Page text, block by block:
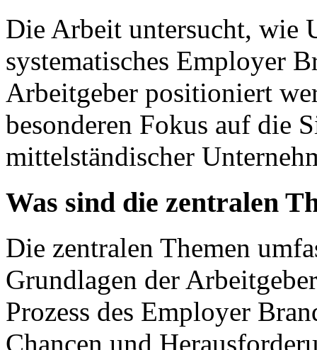
Die Arbeit untersucht, wie
systematisches Employer
Arbeitgeber positioniert
besonderen Fokus auf die
mittelständischer
Was sind die zentralen
Die zentralen Themen
Grundlagen der
Prozess des Employer
Chancen und